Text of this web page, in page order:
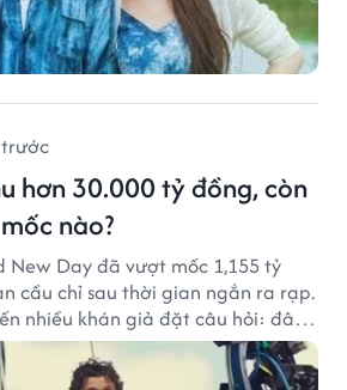
hơn 30.000 tỷ đồng, còn
nào?
New Day đã vượt mốc 1,155 tỷ
cầu chỉ sau thời gian ngắn ra rạp.
nhiều khán giả đặt câu hỏi: đâu
của Người Nhện?